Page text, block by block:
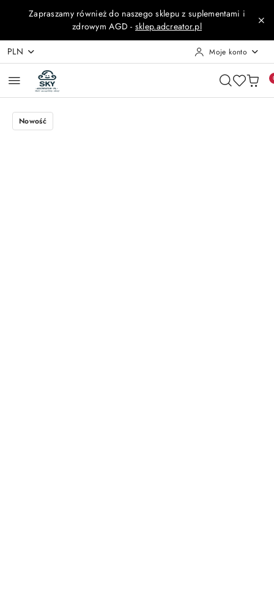
Przejdź do treści głównej
Przejdź do wyszukiwarki
Przejdź do moje konto
Przejdź do menu głównego
Przejdź do opisu produktu
Przejdź do stopki
Zapraszamy również do naszego sklepu z suplementami i
zdrowym AGD - sklep.adcreator.pl
PLN Moje konto
Nowość